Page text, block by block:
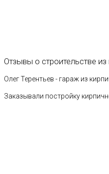
Отзывы о строительстве из
Олег Терентьев - гараж из
Заказывали постройку